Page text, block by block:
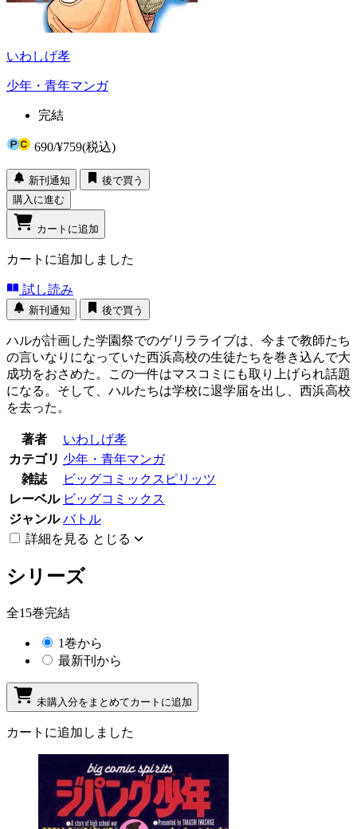
いわしげ孝
少年・青年マンガ
完結
690/¥759(税込)
新刊通知
後で買う
購入に進む
カートに追加
カートに追加しました
試し読み
新刊通知 後で買う
ハルが計画した学園祭でのゲリラライブは、今まで教師たち
の言いなりになっていた西浜高校の生徒たちを巻き込んで大
成功をおさめた。この一件はマスコミにも取り上げられ話題
になる。そして、ハルたちは学校に退学届を出し、西浜高校
を去った。
著者
いわしげ孝
カテゴリ 少年・青年マンガ
雑誌
ビッグコミックスピリッツ
レーベル ビッグコミックス
ジャンル バトル
詳細を見る とじる
シリーズ
全15巻完結
1巻から
最新刊から
未購入分をまとめてカートに追加
カートに追加しました